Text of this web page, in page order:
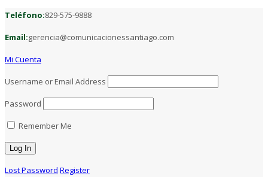
Teléfono:829-575-9888
Email:gerencia@comunicacionessantiago.com
Mi Cuenta
Username or Email Address
Password
Remember Me
Lost Password Register